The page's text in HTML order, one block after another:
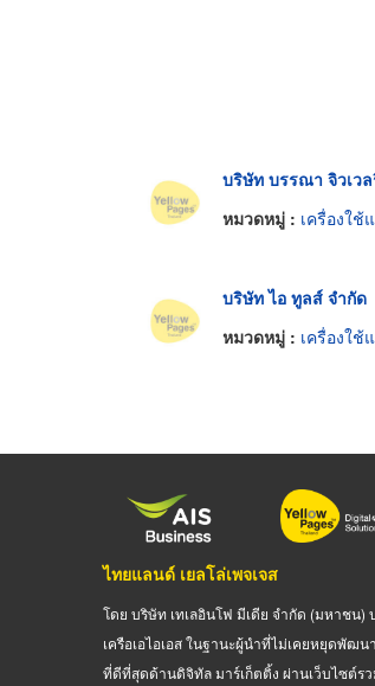
บริษัท บรรณา จิวเว
หมวดหมู่ : เครื่องใช้และก
บริษัท ไอ ทูลส์ จำกัด
หมวดหมู่ : เครื่องใช้และก
ไทยแลนด์ เยลโล่เพจเจส
โดย บริษัท เทเลอินโฟ มีเดีย จำกัด (มหาชน)
เครือเอไอเอส ในฐานะผู้นำที่ไม่เคยหยุดพัฒน
ที่ดีที่สุดด้านดิจิทัล มาร์เก็ตติ้ง ผ่านเว็บไซต์ร